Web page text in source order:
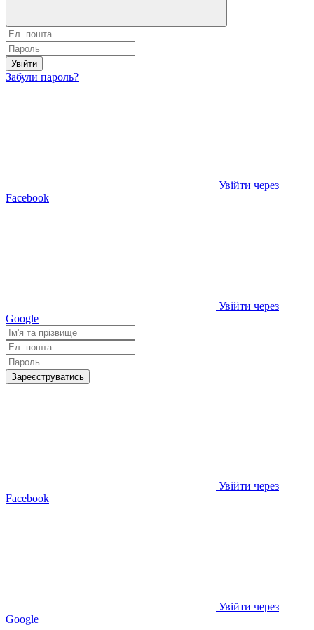
Увійти
Забули пароль?
Увійти через
Facebook
Увійти через
Google
Зареєструватись
Увійти через
Facebook
Увійти через
Google